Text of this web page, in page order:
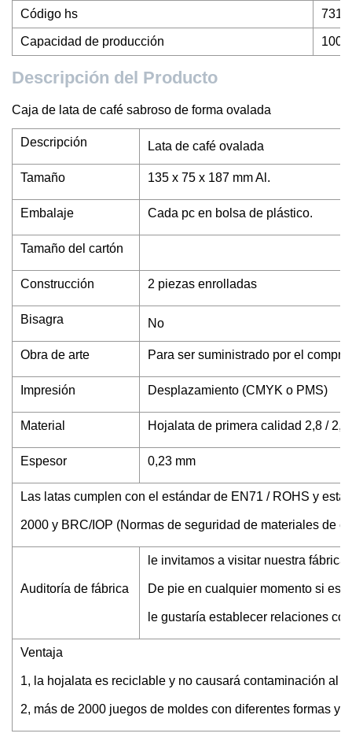
Código hs
Capacidad de producción
Descripción del Producto
Caja de lata de café sabroso de forma ovalada
Descripción Lata de café ovalada
Tamaño 135 x 75 x 187 mm Al.
Embalaje Cada pc en bolsa de plástico.
Tamaño del cartón
Construcción 2 piezas enrolladas
Bisagra No
Obra de arte Para ser suministrado por el
Impresión Desplazamiento (CMYK o PMS)
Material Hojalata de primera calidad 2,8 / 2,8
Espesor 0,23 mm
Las latas cumplen con el estándar de EN71 / ROHS y
2000 y BRC/IOP (Normas de seguridad de materiales de
Auditoría de fábrica
le invitamos a visitar nuestra
De pie en cualquier momento si
le gustaría establecer relaciones
Ventaja
1, la hojalata es reciclable y no causará contaminación al
2, más de 2000 juegos de moldes con diferentes formas y